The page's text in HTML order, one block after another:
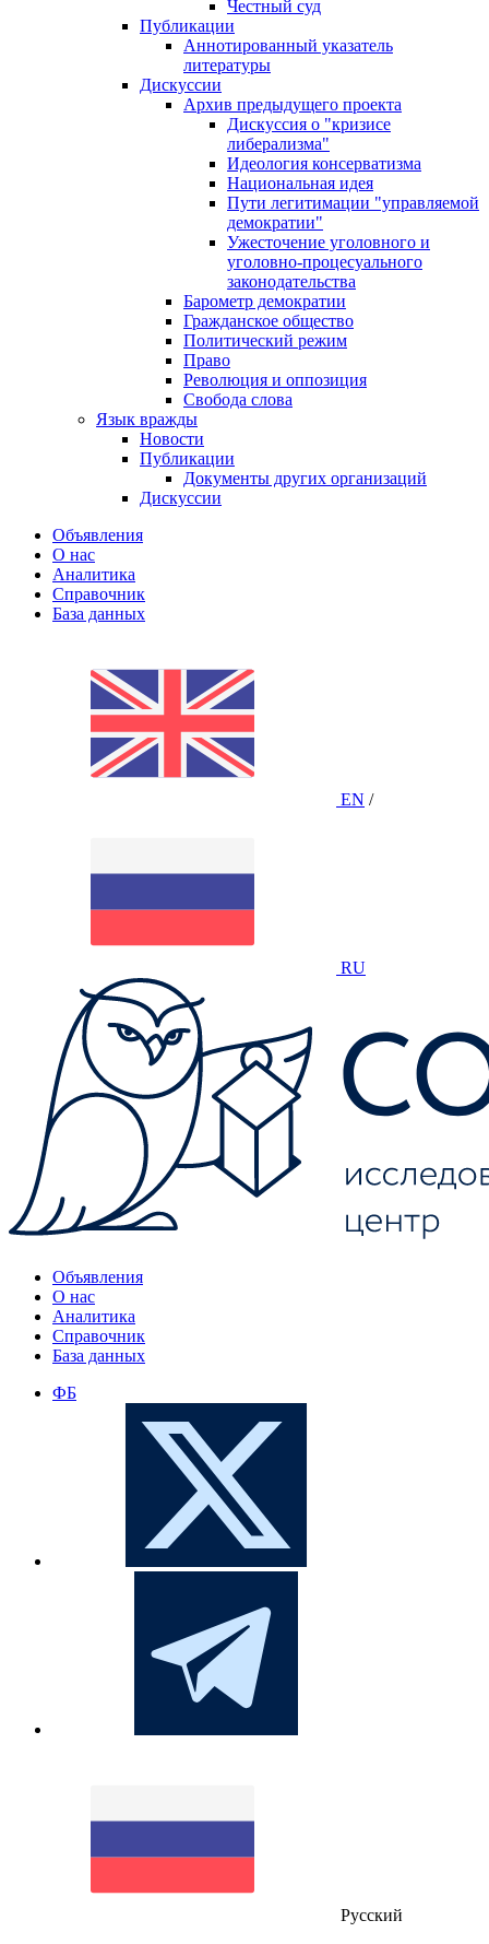
Честный суд
Публикации
Аннотированный указатель
литературы
Дискуссии
Архив предыдущего проекта
Дискуссия о "кризисе
либерализма"
Идеология консерватизма
Национальная идея
Пути легитимации "управляемой
демократии"
Ужесточение уголовного и
уголовно-процесуального
законодательства
Барометр демократии
Гражданское общество
Политический режим
Право
Революция и оппозиция
Свобода слова
Язык вражды
Новости
Публикации
Документы других организаций
Дискуссии
Объявления
О нас
Аналитика
Справочник
База данных
EN /
RU
Объявления
О нас
Аналитика
Справочник
База данных
ФБ
Русский